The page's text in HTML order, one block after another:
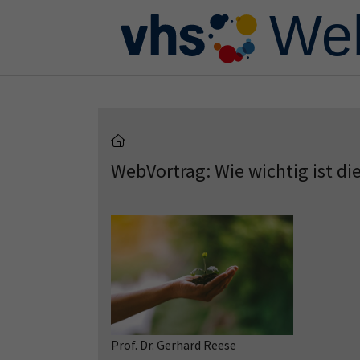
WebVortrag: Wie wichtig ist
Prof. Dr. Gerhard Reese